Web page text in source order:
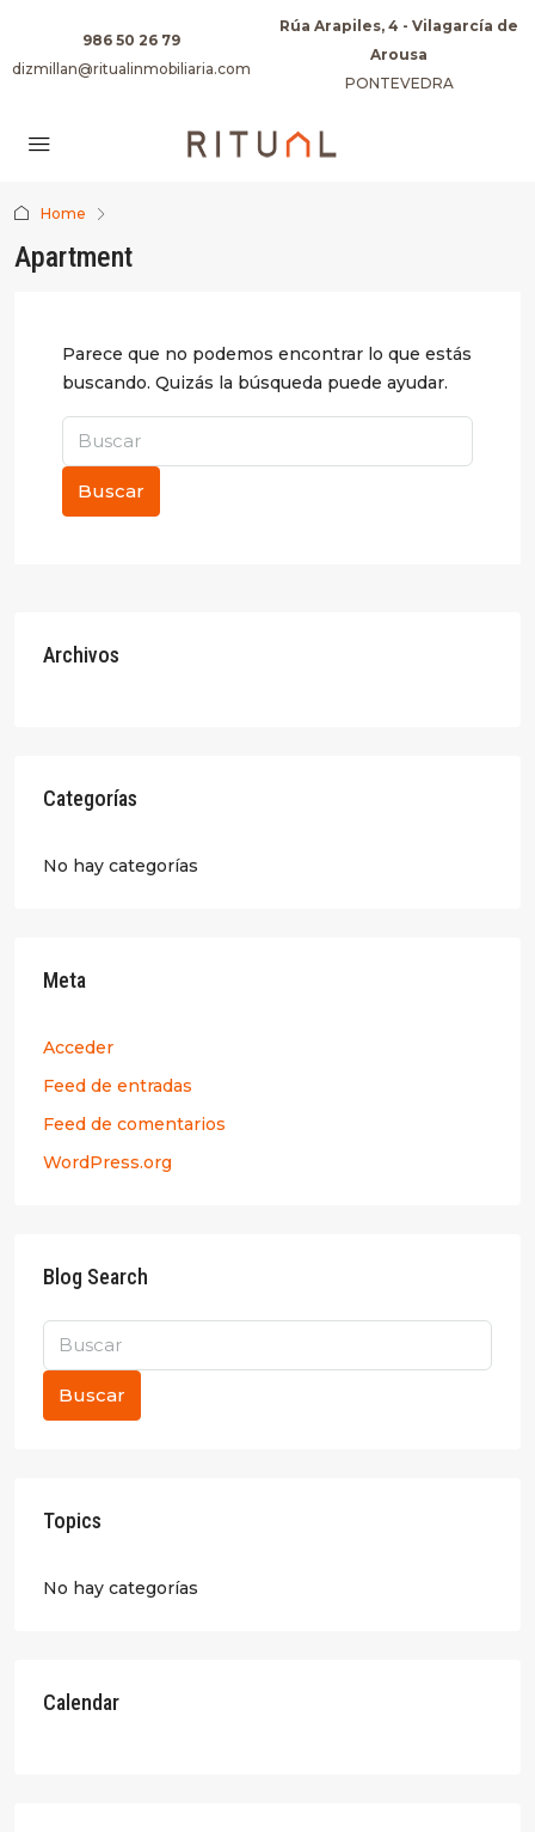
986 50 26 79
dizmillan@ritualinmobiliaria.com
Rúa Arapiles, 4 - Vilagarcía de
Arousa
PONTEVEDRA
Home
Apartment
Parece que no podemos encontrar lo que estás
buscando. Quizás la búsqueda puede ayudar.
Buscar
Archivos
Categorías
No hay categorías
Meta
Acceder
Feed de entradas
Feed de comentarios
WordPress.org
Blog Search
Buscar
Topics
No hay categorías
Calendar